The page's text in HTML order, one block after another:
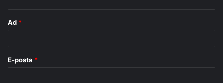
Ad *
E-posta *